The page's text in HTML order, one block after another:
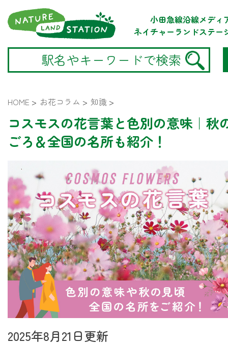
小田急線沿線メディ
ネイチャーランドステー
HOME > お花コラム > 知識 >
コスモスの花言葉と色別の意味｜秋
ごろ＆全国の名所も紹介！
2025年8月21日更新